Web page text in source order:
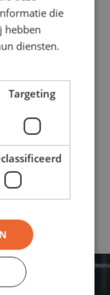
advies.
training
een passende
die
hebben
diensten.
Targeting